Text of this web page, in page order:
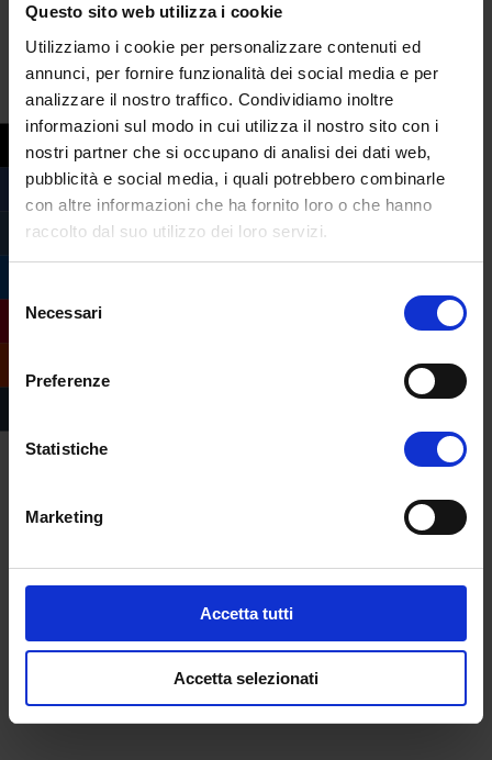
Questo sito web utilizza i cookie
Utilizziamo i cookie per personalizzare contenuti ed
annunci, per fornire funzionalità dei social media e per
analizzare il nostro traffico. Condividiamo inoltre
informazioni sul modo in cui utilizza il nostro sito con i
nostri partner che si occupano di analisi dei dati web,
pubblicità e social media, i quali potrebbero combinarle
con altre informazioni che ha fornito loro o che hanno
raccolto dal suo utilizzo dei loro servizi.
delNecessari
Preferenze
Statistiche
Marketing
Accetta tutti
Accetta selezionati
ambiti con la maggiore domanda di
influencer marketing. Al giorno d’oggi in
Italia la professione di influencer non è
ufficialmente regolamentata. Tuttavia, nel
mondo anglosassone i blogger, gli
instagramer, gli youtuber e gli influencer in
genere sono tra i professionisti più giovani e
richiesti da marchi commerciali e agenzie
pubblicitarie. E questa realtà è arrivata con
anni c’è stato un aumento del 6,4% nel
compensi economici per il loro lavoro, sia
pubblicazioni.
laurea triennale in Scienze della
Comunicazione – indirizzo Influencer
avere maggiori informazioni compila il form